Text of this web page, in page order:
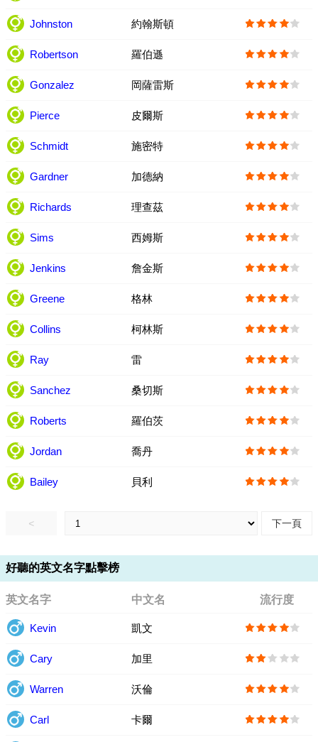
Johnston 約翰斯頓
Robertson 羅伯遜
Gonzalez 岡薩雷斯
Pierce 皮爾斯
Schmidt 施密特
Gardner 加德納
Richards 理查茲
Sims 西姆斯
Jenkins 詹金斯
Greene 格林
Collins 柯林斯
Ray 雷
Sanchez 桑切斯
Roberts 羅伯茨
Jordan 喬丹
Bailey 貝利
< 下一頁
好聽的英文名字點擊榜
英文名字 中文名 流行度
Kevin 凱文
Cary 加里
Warren 沃倫
Carl 卡爾